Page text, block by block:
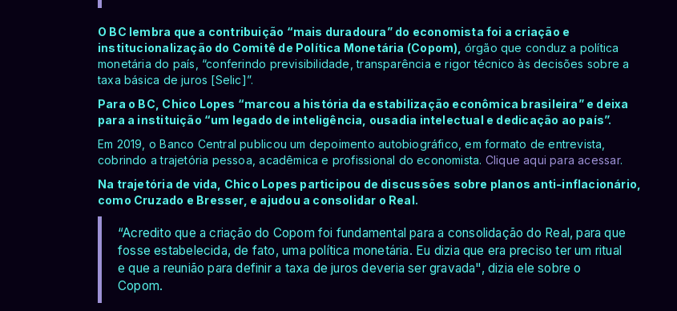
O BC lembra que a contribuição “mais duradoura” do economista foi a criação e
institucionalização do Comitê de Política Monetária (Copom), órgão que conduz a política
monetária do país, “conferindo previsibilidade, transparência e rigor técnico às decisões sobre a
taxa básica de juros [Selic]”.
Para o BC, Chico Lopes “marcou a história da estabilização econômica brasileira” e deixa
para a instituição “um legado de inteligência, ousadia intelectual e dedicação ao país”.
Em 2019, o Banco Central publicou um depoimento autobiográfico, em formato de entrevista,
cobrindo a trajetória pessoa, acadêmica e profissional do economista. Clique aqui para acessar.
Na trajetória de vida, Chico Lopes participou de discussões sobre planos anti-inflacionário,
como Cruzado e Bresser, e ajudou a consolidar o Real.
“Acredito que a criação do Copom foi fundamental para a consolidação do Real, para que
fosse estabelecida, de fato, uma política monetária. Eu dizia que era preciso ter um ritual
e que a reunião para definir a taxa de juros deveria ser gravada", dizia ele sobre o
Copom.